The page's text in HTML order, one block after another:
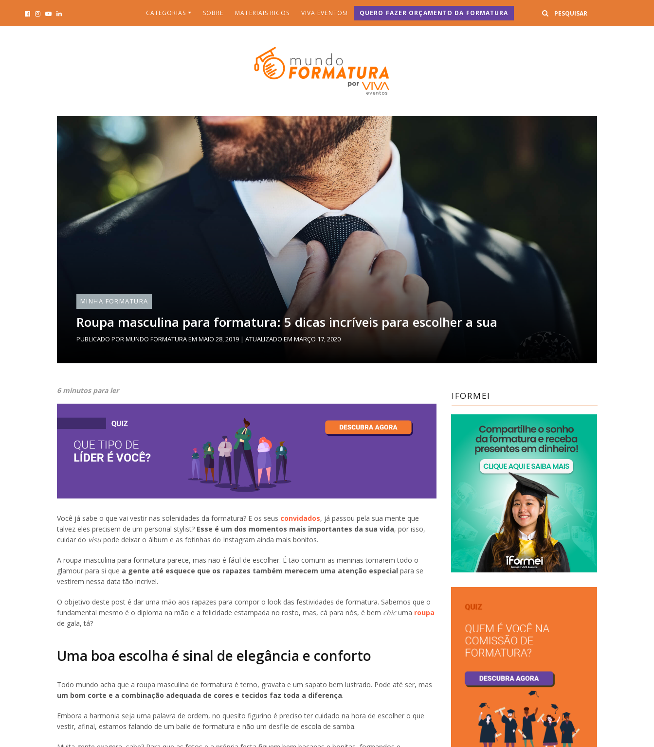
CATEGORIAS SOBRE MATERIAIS RICOS VIVA EVENTOS! QUERO FAZER ORÇAMENTO DA FORMATURA Buscar
MINHA FORMATURA
Roupa masculina para formatura: 5 dicas incríveis para escolher a sua
PUBLICADO PORMUNDO FORMATURAEM MAIO 28, 2019 | ATUALIZADO EM MARÇO 17, 2020
6 minutos para ler
Você já sabe o que vai vestir nas solenidades da formatura? E os seus convidados, já passou pela sua mente que
talvez eles precisem de um personal stylist? Esse é um dos momentos mais importantes da sua vida, por isso,
cuidar do visu pode deixar o álbum e as fotinhas do Instagram ainda mais bonitos.
A roupa masculina para formatura parece, mas não é fácil de escolher. É tão comum as meninas tomarem todo o
glamour para si que a gente até esquece que os rapazes também merecem uma atenção especial para se
vestirem nessa data tão incrível.
O objetivo deste post é dar uma mão aos rapazes para compor o look das festividades de formatura. Sabemos que o
fundamental mesmo é o diploma na mão e a felicidade estampada no rosto, mas, cá para nós, é bem chicuma roupa
de gala, tá?
Uma boa escolha é sinal de elegância e conforto
Todo mundo acha que a roupa masculina de formatura é terno, gravata e um sapato bem lustrado. Pode até ser, mas
um bom corte e a combinação adequada de cores e tecidos faz toda a diferença.
Embora a harmonia seja uma palavra de ordem, no quesito figurino é preciso ter cuidado na hora de escolher o que
vestir, afinal, estamos falando de um baile de formatura e não um desfile de escola de samba.
IFORMEI